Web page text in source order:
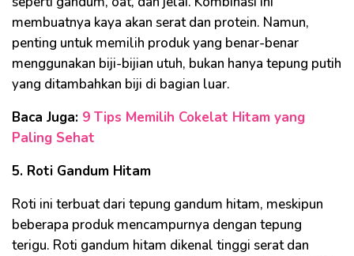
membuatnya kaya akan serat dan protein. Namun,
penting untuk memilih produk yang benar-benar
menggunakan biji-bijian utuh, bukan hanya tepung putih
yang ditambahkan biji di bagian luar.
Baca Juga: 9 Tips Memilih Cokelat Hitam yang
Paling Sehat
5. Roti Gandum Hitam
Roti ini terbuat dari tepung gandum hitam, meskipun
beberapa produk mencampurnya dengan tepung
terigu. Roti gandum hitam dikenal tinggi serat dan